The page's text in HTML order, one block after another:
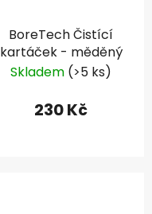
BoreTech Čistící
kartáček - měděný
Skladem (>5 ks)
230 Kč